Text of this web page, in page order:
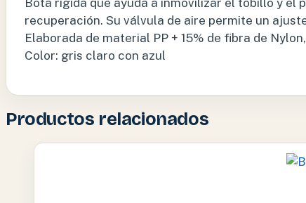
recuperación. Su válvula de aire permite un
Elaborada de material PP + 15% de fibra de
Color: gris claro con azul
Productos relacionados